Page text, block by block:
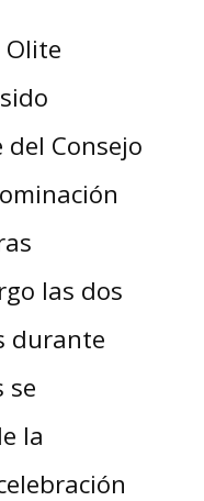
Olite
Consejo
las dos
durante
se
la